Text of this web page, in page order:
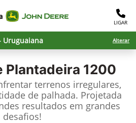
LIGAR
Uruguaiana Alterar
Plantadeira 1200
terrenos irregulares,
de palhada. Projetada
resultados em grandes
desafios!​